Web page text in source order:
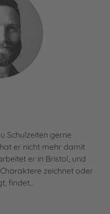
Schulzeiten gerne
er nicht mehr damit
er in Bristol, und
zeichnet oder
findet…